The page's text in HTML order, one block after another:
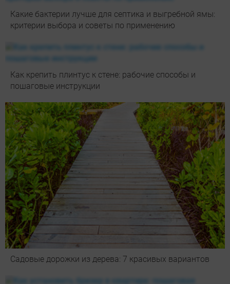
Какие бактерии лучше для септика и выгребной ямы:
критерии выбора и советы по применению
Как крепить плинтус к стене: рабочие способы и
пошаговые инструкции
Садовые дорожки из дерева: 7 красивых вариантов